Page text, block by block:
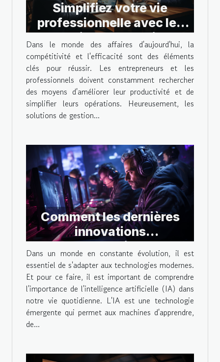
Simplifiez votre vie
professionnelle avec les
solutions de gestion
d'entreprise
Dans le monde des affaires d'aujourd'hui, la
compétitivité et l'efficacité sont des éléments
clés pour réussir. Les entrepreneurs et les
professionnels doivent constamment rechercher
des moyens d'améliorer leur productivité et de
simplifier leurs opérations. Heureusement, les
solutions de gestion...
Comment les dernières
innovations
technologiques
améliorent-elles
l'expérience de jeu en ligne
?
Dans un monde en constante évolution, il est
essentiel de s'adapter aux technologies modernes.
Et pour ce faire, il est important de comprendre
l'importance de l'intelligence artificielle (IA) dans
notre vie quotidienne. L'IA est une technologie
émergente qui permet aux machines d'apprendre,
de...